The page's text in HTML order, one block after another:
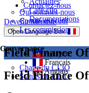
Qui sommes-nous
Comité exécutif
Les commissions
Gouvernance
Charte du CLIO
Statuts du CLIO
Café-clio
Documentations
Contactez-nous
Devenir Membre
Open Language Box
Ayisyen
Français
Anglais
Field Finance
Field Finance